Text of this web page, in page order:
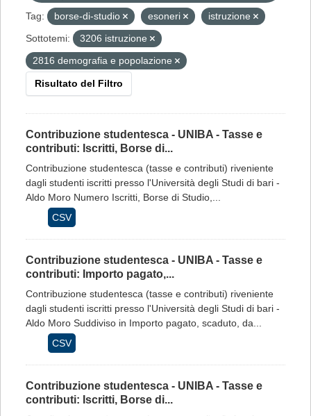
Tag:
borse-di-studio esoneri
istruzione
Sottotemi:
3206 istruzione
2816 demografia e popolazione
Risultato del Filtro
Contribuzione studentesca - UNIBA - Tasse e
contributi: Iscritti, Borse di...
Contribuzione studentesca (tasse e contributi) riveniente
dagli studenti iscritti presso l'Università degli Studi di bari -
Aldo Moro Numero Iscritti, Borse di Studio,...
CSV
Contribuzione studentesca - UNIBA - Tasse e
contributi: Importo pagato,...
Contribuzione studentesca (tasse e contributi) riveniente
dagli studenti iscritti presso l'Università degli Studi di bari -
Aldo Moro Suddiviso in Importo pagato, scaduto, da...
CSV
Contribuzione studentesca - UNIBA - Tasse e
contributi: Iscritti, Borse di...